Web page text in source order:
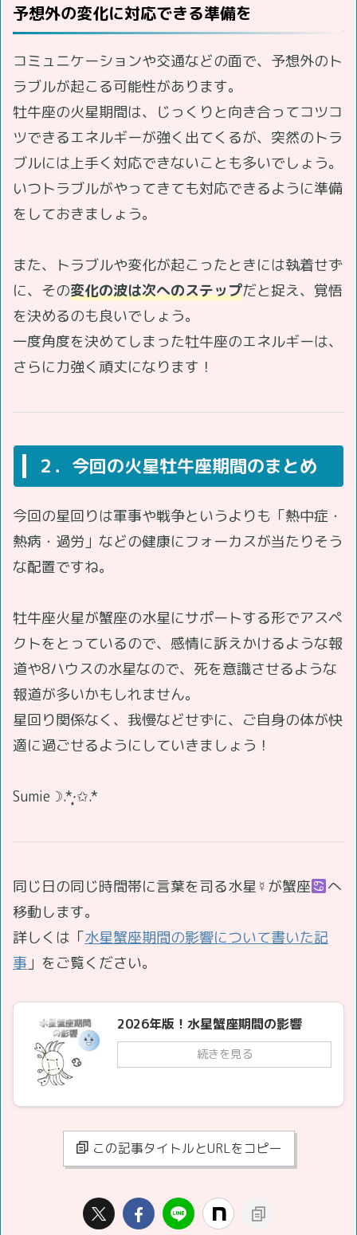
予想外の変化に対応できる準備を
コミュニケーションや交通などの面で、予想外のト
ラブルが起こる可能性があります。
牡牛座の火星期間は、じっくりと向き合ってコツコ
ツできるエネルギーが強く出てくるが、突然のトラ
ブルには上手く対応できないことも多いでしょう。
いつトラブルがやってきても対応できるように準備
をしておきましょう。
また、トラブルや変化が起こったときには執着せず
に、その変化の波は次へのステップだと捉え、覚悟
を決めるのも良いでしょう。
一度角度を決めてしまった牡牛座のエネルギーは、
さらに力強く頑丈になります！
２．今回の火星牡牛座期間のまとめ
今回の星回りは軍事や戦争というよりも「熱中症・
熱病・過労」などの健康にフォーカスが当たりそう
な配置ですね。
牡牛座火星が蟹座の水星にサポートする形でアスペ
クトをとっているので、感情に訴えかけるような報
道や8ハウスの水星なので、死を意識させるような
報道が多いかもしれません。
星回り関係なく、我慢などせずに、ご自身の体が快
適に過ごせるようにしていきましょう！
Sumie☽.*·̩͙✩.*
同じ日の同じ時間帯に言葉を司る水星☿が蟹座
へ
移動します。
詳しくは「水星蟹座期間の影響について書いた記
事 」をご覧ください。
2026年版！水星蟹座期間の影響
続きを見る
この記事タイトルとURLをコピー